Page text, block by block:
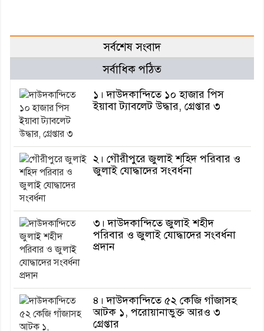
সর্বশেষ সংবাদ
সর্বাধিক পঠিত
১। দাউদকান্দিতে ১০ হাজার পিস
ইয়াবা ট্যাবলেট উদ্ধার, গ্রেপ্তার ৩
২। গৌরীপুরে জুলাই শহিদ পরিবার ও
জুলাই যোদ্ধাদের সংবর্ধনা
৩। দাউদকান্দিতে জুলাই শহীদ
পরিবার ও জুলাই যোদ্ধাদের সংবর্ধনা
প্রদান
৪। দাউদকান্দিতে ৫২ কেজি গাঁজাসহ
আটক ১, পরোয়ানাভুক্ত আরও ৩
গ্রেপ্তার